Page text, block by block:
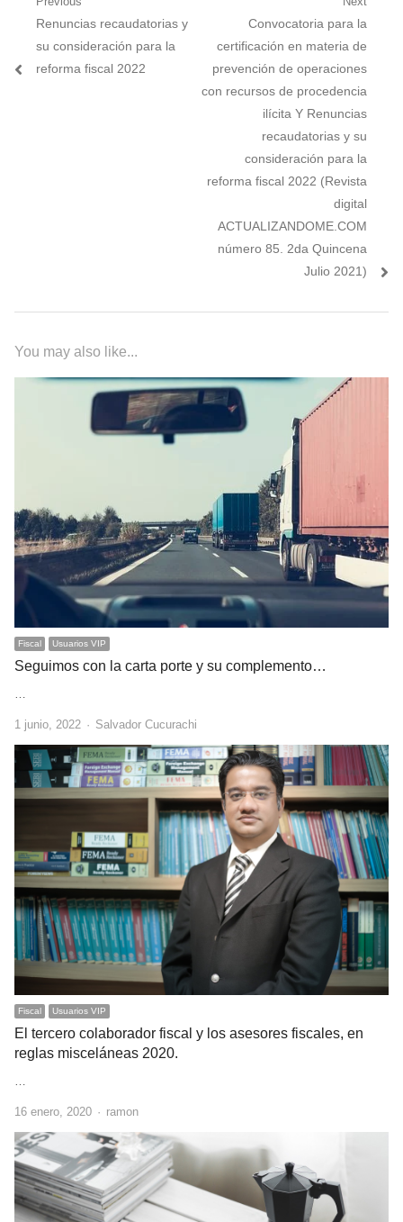
Navegación
de
entradas
Previous
post:
Renuncias recaudatorias y
su consideración para la
reforma fiscal 2022
Next
post:
Convocatoria para la
certificación en materia de
prevención de operaciones
con recursos de procedencia
ilícita Y Renuncias
recaudatorias y su
consideración para la
reforma fiscal 2022 (Revista
digital
ACTUALIZANDOME.COM
número 85. 2da Quincena
Julio 2021)
You may also like...
Fiscal Usuarios VIP
Seguimos con la carta porte y su complemento…
…
1 junio, 2022 Author
Salvador Cucurachi
Fiscal Usuarios VIP
El tercero colaborador fiscal y los asesores fiscales, en
reglas misceláneas 2020.
16 enero, 2020 Author
ramon